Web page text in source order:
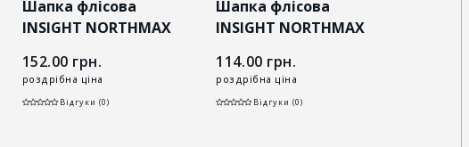
Шапка флісова
INSIGHT NORTHMAX
152.00 грн.
роздрібна ціна
Відгуки (0)
Шапка флісова
INSIGHT NORTHMAX
114.00 грн.
роздрібна ціна
Відгуки (0)